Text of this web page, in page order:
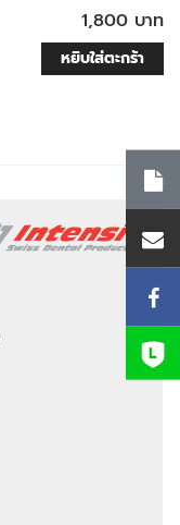
1,800 บาท
หยิบใส่ตะกร้า